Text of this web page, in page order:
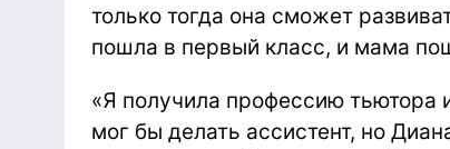
только тогда она сможет
пошла в первый класс, и мама
«Я получила профессию тьютора
мог бы делать ассистент, но